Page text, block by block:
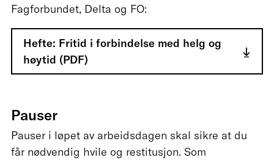
Fagforbundet, Delta og FO:
Hefte: Fritid i forbindelse med helg og
høytid (PDF)
Pauser
Pauser i løpet av arbeidsdagen skal sikre at du
får nødvendig hvile og restitusjon. Som